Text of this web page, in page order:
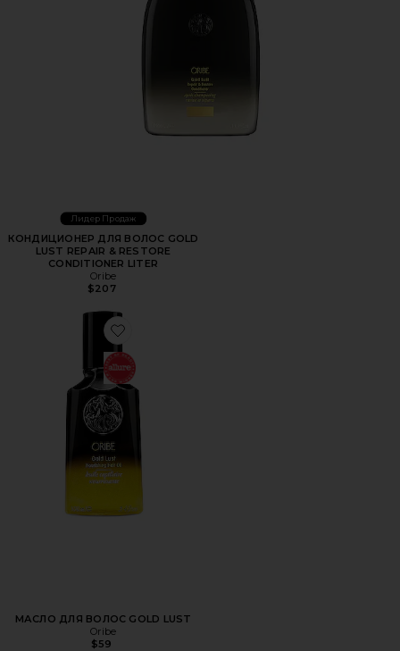
Лидер Продаж
КОНДИЦИОНЕР ДЛЯ ВОЛОС GOLD
LUST REPAIR & RESTORE
CONDITIONER LITER
Oribe
$207
Favorite МАСЛО ДЛЯ ВОЛОС GOLD LUST
МАСЛО ДЛЯ ВОЛОС GOLD LUST
Oribe
$59